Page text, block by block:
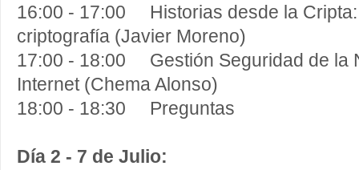
16:00 - 17:00 Historias desde la
criptografía (Javier Moreno)
17:00 - 18:00 Gestión Seguridad de la
Internet (Chema Alonso)
18:00 - 18:30 Preguntas
Día 2 - 7 de Julio: